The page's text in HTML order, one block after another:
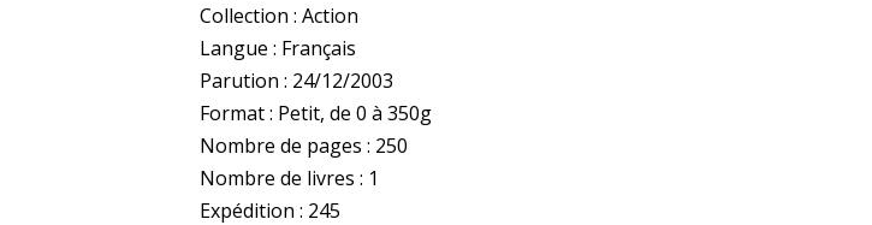
Collection : Action
Langue : Français
Parution : 24/12/2003
Format : Petit, de 0 à 350g
Nombre de pages : 250
Nombre de livres : 1
Expédition : 245